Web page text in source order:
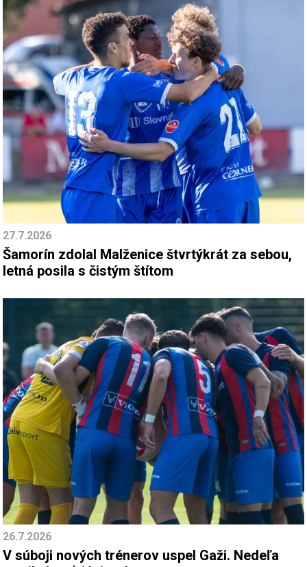
27.7.2026
Šamorín zdolal Malženice štvrtýkrát za sebou,
letná posila s čistým štítom
26.7.2026
V súboji nových trénerov uspel Gaži. Nedeľa